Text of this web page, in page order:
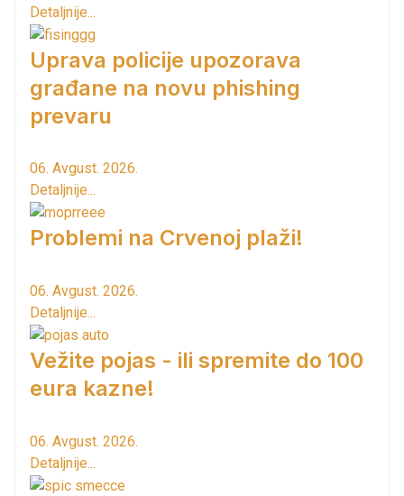
Detaljnije...
Uprava policije upozorava
građane na novu phishing
prevaru
06. Avgust. 2026.
Detaljnije...
Problemi na Crvenoj plaži!
06. Avgust. 2026.
Detaljnije...
Vežite pojas - ili spremite do 100
eura kazne!
06. Avgust. 2026.
Detaljnije...